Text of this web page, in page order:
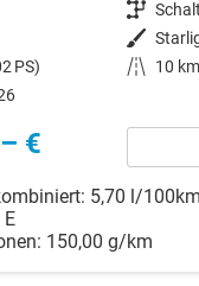
Getriebe
Außenfarbe
PS) Kilometerstand
10 km
€
5,70 l/100km
E
150,00 g/km